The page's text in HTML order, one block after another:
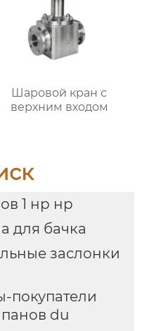
Шаровой кран с
верхним входом
1 нр нр
для бачка
заслонки
покупатели
du